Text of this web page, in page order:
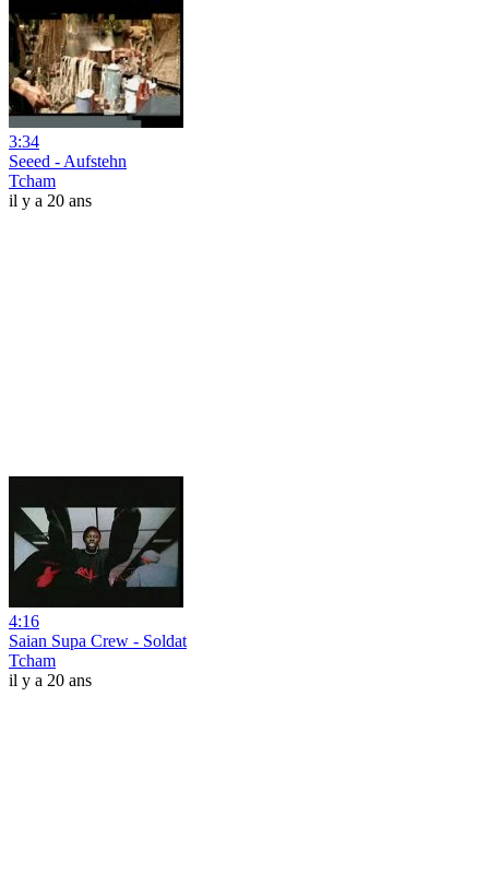
3:34
Seeed - Aufstehn
Tcham
il y a 20 ans
4:16
Saian Supa Crew - Soldat
Tcham
il y a 20 ans